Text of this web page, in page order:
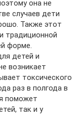
она не
случаев дети
Также этот
традиционной
форме.
детей и
возникает
токсического
раз в полгода в
поможет
так и у